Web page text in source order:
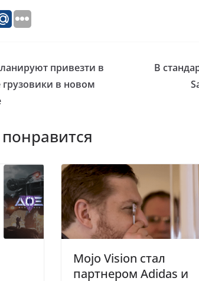
привезти в
в новом
В
Mojo Vision стал
партнером Adidas и